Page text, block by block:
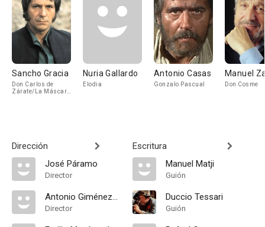
Sancho Gracia
Don Carlos de
Zárate/La Máscara
Nuria Gallardo
Elodia
Antonio Casas
Gonzalo Pascual
Manuel
Don Cosme
Dirección
José Páramo
Director
Antonio Giménez-Rico
Director
Escritura
Manuel Matji
Guión
Duccio Tessari
Guión